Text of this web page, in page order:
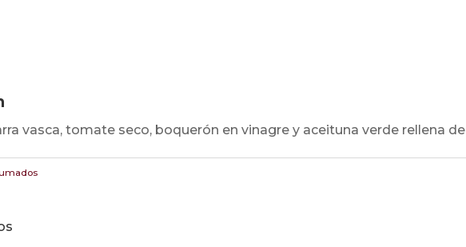
vasca, tomate seco, boquerón en vinagre y aceituna verde rellena de